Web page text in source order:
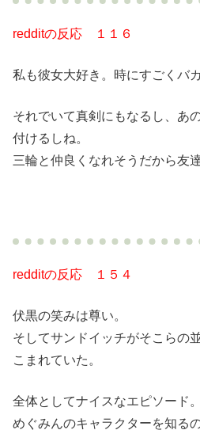
redditの反応 １１６
私も彼女大好き。時にすごくバ
それでいて真剣にもなるし、あ
付けるしね。
三輪と仲良くなれそうだから友
redditの反応 １５４
伏黒の笑みは尊い。
そしてサンドイッチがそこらの
こまれていた。
全体としてナイスなエピソード。
めぐみんのキャラクターを知る